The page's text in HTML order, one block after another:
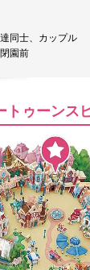
同士、カップル
園前
トゥーンス